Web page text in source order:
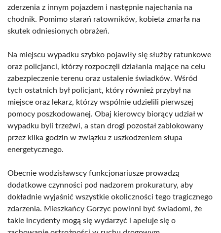
zderzenia z innym pojazdem i następnie najechania na
chodnik. Pomimo starań ratowników, kobieta zmarła na
skutek odniesionych obrażeń.
Na miejscu wypadku szybko pojawiły się służby ratunkowe
oraz policjanci, którzy rozpoczęli działania mające na celu
zabezpieczenie terenu oraz ustalenie świadków. Wśród
tych ostatnich był policjant, który również przybył na
miejsce oraz lekarz, którzy wspólnie udzielili pierwszej
pomocy poszkodowanej. Obaj kierowcy biorący udział w
wypadku byli trzeźwi, a stan drogi pozostał zablokowany
przez kilka godzin w związku z uszkodzeniem słupa
energetycznego.
Obecnie wodzisławscy funkcjonariusze prowadzą
dodatkowe czynności pod nadzorem prokuratury, aby
dokładnie wyjaśnić wszystkie okoliczności tego tragicznego
zdarzenia. Mieszkańcy Gorzyc powinni być świadomi, że
takie incydenty mogą się wydarzyć i apeluje się o